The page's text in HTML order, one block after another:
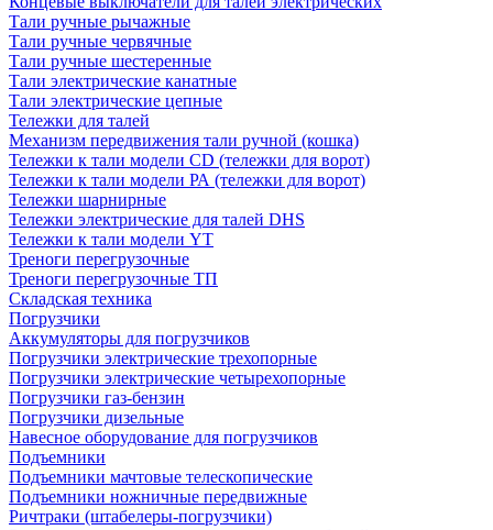
Тали ручные рычажные
Тали ручные червячные
Тали ручные шестеренные
Тали электрические канатные
Тали электрические цепные
Тележки для талей
Механизм передвижения тали ручной (кошка)
Тележки к тали модели CD (тележки для ворот)
Тележки к тали модели РА (тележки для ворот)
Тележки шарнирные
Тележки электрические для талей DHS
Тележки к тали модели YT
Треноги перегрузочные
Треноги перегрузочные ТП
Складская техника
Погрузчики
Аккумуляторы для погрузчиков
Погрузчики электрические трехопорные
Погрузчики электрические четырехопорные
Погрузчики газ-бензин
Погрузчики дизельные
Навесное оборудование для погрузчиков
Подъемники
Подъемники мачтовые телескопические
Подъемники ножничные передвижные
Ричтраки (штабелеры-погрузчики)